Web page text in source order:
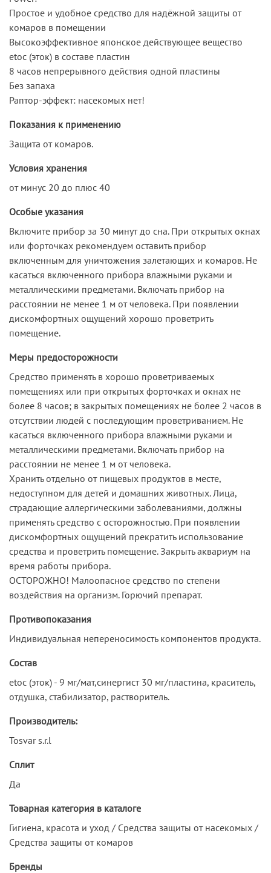
Простое и удобное средство для надёжной защиты от
комаров в помещении
Высокоэффективное японское действующее вещество
etoc (эток) в составе пластин
8 часов непрерывного действия одной пластины
Без запаха
Раптор-эффект: насекомых нет!
Показания к применению
Защита от комаров.
Условия хранения
от минус 20 до плюс 40
Особые указания
Включите прибор за 30 минут до сна. При открытых окнах
или форточках рекомендуем оставить прибор
включенным для уничтожения залетающих и комаров. Не
касаться включенного прибора влажными руками и
металлическими предметами. Включать прибор на
расстоянии не менее 1 м от человека. При появлении
дискомфортных ощущений хорошо проветрить
помещение.
Меры предосторожности
Средство применять в хорошо проветриваемых
помещениях или при открытых форточках и окнах не
более 8 часов; в закрытых помещениях не более 2 часов в
отсутствии людей с последующим проветриванием. Не
касаться включенного прибора влажными руками и
металлическими предметами. Включать прибор на
расстоянии не менее 1 м от человека.
Хранить отдельно от пищевых продуктов в месте,
недоступном для детей и домашних животных. Лица,
страдающие аллергическими заболеваниями, должны
применять средство с осторожностью. При появлении
дискомфортных ощущений прекратить использование
средства и проветрить помещение. Закрыть аквариум на
время работы прибора.
ОСТОРОЖНО! Малоопасное средство по степени
воздействия на организм. Горючий препарат.
Противопоказания
Индивидуальная непереносимость компонентов продукта.
Состав
etoc (эток) - 9 мг/мат,синергист 30 мг/пластина, краситель,
отдушка, стабилизатор, растворитель.
Производитель:
Tosvar s.r.l
Сплит
Да
Товарная категория в каталоге
Гигиена, красота и уход / Средства защиты от насекомых /
Средства защиты от комаров
Бренды